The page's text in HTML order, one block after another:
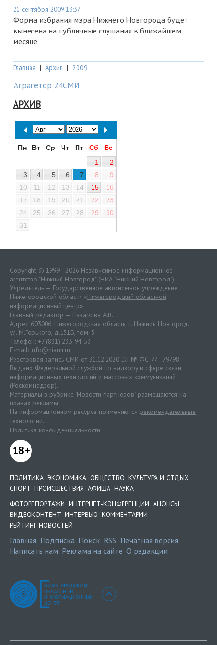
21 сентября 2009 13:37
Форма избрания мэра Нижнего Новгорода будет
вынесена на публичные слушания в ближайшем
месяце
Главная | Архив | 2009
Аграгетор 24СМИ
АРХИВ
Пн Вт Ср Чт Пт Сб
Вс
1
2
3
4 5 6 7 8
9
10
11 12 13 14 15
16
17
18 19 20 21 22
23
24
25 26 27 28 29
30
31
Copyright © 1999—2026 Независимое информационное
агентство "Нижний Новгород" (НИА "Нижний Новгород")
Учредитель — Государственное автономное учреждение
Нижегородской области «Нижегородский областной
информационный центр»
Главный редактор — Назарова А.В.
Адрес: 603006, Нижегородская область, г. Нижний Новгород.
ул. М.Горького, д.151Б, пом. 5
Телефон: +7 (831) 233-94-53
E-mail: info@niann.ru
Реестровая запись СМИ от 31.12.2020 ЭЛ № ФС 77 - 79798.
Выдано Федеральной службой по надзору в сфере связи,
информационных технологий и массовых коммуникаций
(Роскомнадзор).
Материалы в рубрике "Новости партнеров" размещаются на
правах рекламы.
На информационном ресурсе применяются рекомендательные
технологии.
Политика конфиденциальности
18+
ПОЛИТИКА ЭКОНОМИКА ОБЩЕСТВО КУЛЬТУРА И ОТДЫХ
СПОРТ ПРОИСШЕСТВИЯ АФИША НАУКА
ФОТОРЕПОРТАЖИ ИНТЕРНЕТ-КОНФЕРЕНЦИИ АНОНСЫ
ВИДЕОКОНТЕНТ ИНТЕРВЬЮ КОММЕНТАРИИ
РЕЙТИНГ НОВОСТЕЙ
Главная Подписка Поиск RSS Печатная версия
Написать нам Реклама на сайте О редакции